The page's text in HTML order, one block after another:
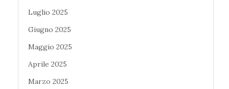
Luglio 2025
Giugno 2025
Maggio 2025
Aprile 2025
Marzo 2025